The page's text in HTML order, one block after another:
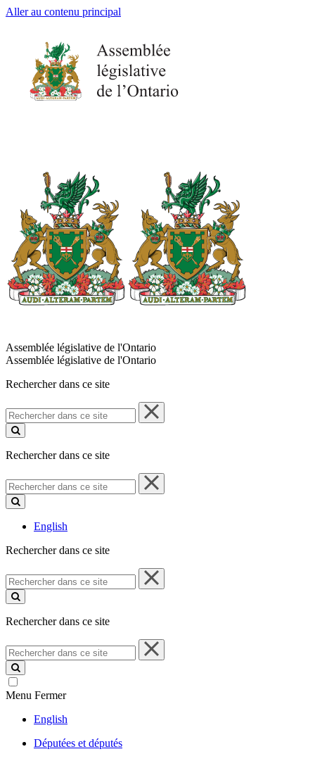
Aller au contenu principal
Assemblée législative de l'Ontario
Assemblée législative de l'Ontario
Rechercher dans ce site
Rechercher
dans
ce
Rechercher dans ce site
Rechercher
dans
ce
English
Rechercher dans ce site
Rechercher
dans
ce
Rechercher dans ce site
Rechercher
dans
ce
site
Menu Fermer
English
Députées et députés